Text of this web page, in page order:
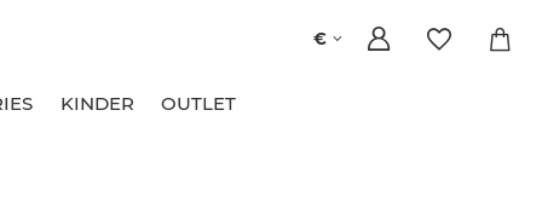
€
KINDER OUTLET